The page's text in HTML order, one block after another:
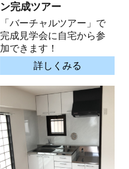
ン完成ツアー
「バーチャルツアー」で
完成見学会に自宅から参
加できます！
詳しくみる